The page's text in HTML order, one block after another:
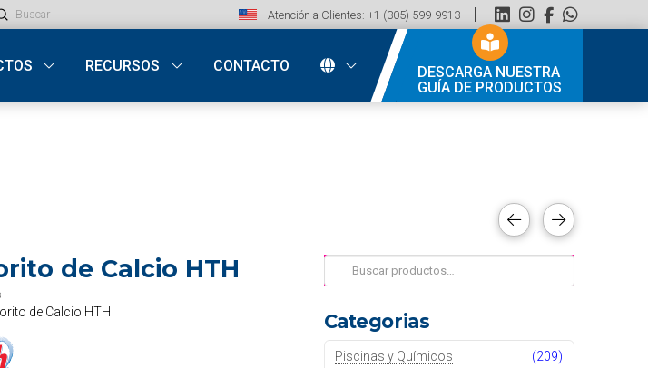
Submit Atención a Clientes: +1 (305) 599-9913
RECURSOS CONTACTO
DESCARGA NUESTRA
GUÍA DE PRODUCTOS
de Calcio HTH
de Calcio HTH
Buscar
por:
Categorias
Piscinas y Químicos (209)